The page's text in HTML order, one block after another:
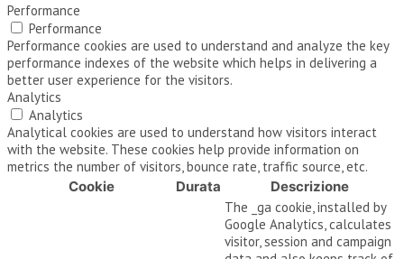
Performance
Performance
Performance cookies are used to understand and analyze the key
performance indexes of the website which helps in delivering a
better user experience for the visitors.
Analytics
Analytics
Analytical cookies are used to understand how visitors interact
with the website. These cookies help provide information on
metrics the number of visitors, bounce rate, traffic source, etc.
Cookie
Durata
Descrizione
The _ga cookie, installed by
Google Analytics, calculates
visitor, session and campaign